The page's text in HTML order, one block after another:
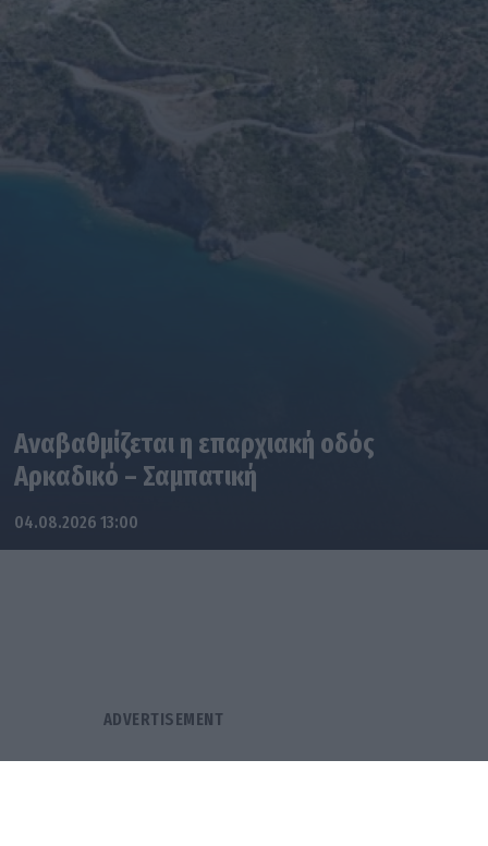
Αναβαθμίζεται η επαρχιακή οδός
Αρκαδικό – Σαμπατική
04.08.2026 13:00